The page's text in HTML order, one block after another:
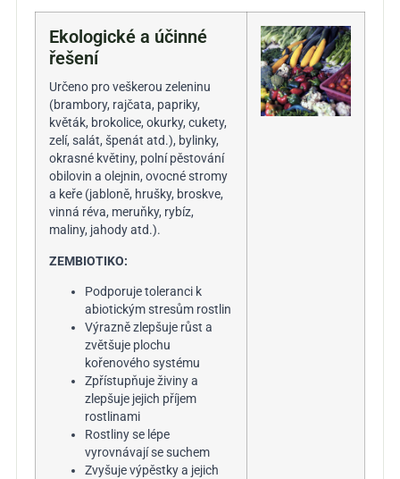
Ekologické a účinné
řešení
Určeno pro veškerou zeleninu
(brambory, rajčata, papriky,
květák, brokolice, okurky, cukety,
zelí, salát, špenát atd.), bylinky,
okrasné květiny, polní pěstování
obilovin a olejnin, ovocnéstromy
a keře (jabloně, hrušky, broskve,
vinná réva, meruňky, rybíz,
maliny, jahody atd.).
ZEMBIOTIKO:
Podporuje toleranci k
abiotickým stresům rostlin
Výrazně zlepšuje růst a
zvětšuje plochu
kořenového systému
Zpřístupňuje živiny a
zlepšuje jejich příjem
rostlinami
Rostliny se lépe
vyrovnávají se suchem
Zvyšuje výpěstky a jejich